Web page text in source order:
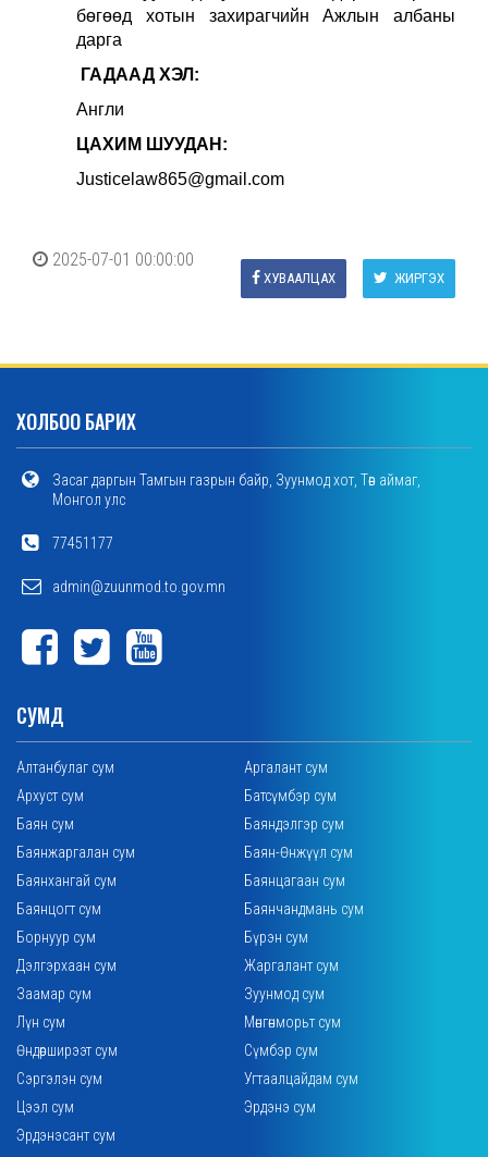
бөгөөд хотын захирагчийн Ажлын албаны
дарга
ГАДААД ХЭЛ:
Англи
ЦАХИМ ШУУДАН:
Justicelaw865@gmail.com
2025-07-01 00:00:00
ЖИРГЭХ
ХУВААЛЦАХ
ХОЛБОО БАРИХ
Засаг даргын Тамгын газрын байр, Зуунмод хот, Төв аймаг,
Монгол улс
77451177
admin@zuunmod.to.gov.mn
СУМД
Алтанбулаг сум
Аргалант сум
Архуст сум
Батсүмбэр сум
Баян сум
Баяндэлгэр сум
Баянжаргалан сум
Баян-Өнжүүл сум
Баянхангай сум
Баянцагаан сум
Баянцогт сум
Баянчандмань сум
Борнуур сум
Бүрэн сум
Дэлгэрхаан сум
Жаргалант сум
Заамар сум
Зуунмод сум
Лүн сум
Мөнгөнморьт сум
Өндөрширээт сум
Сүмбэр сум
Сэргэлэн сум
Угтаалцайдам сум
Цээл сум
Эрдэнэ сум
Эрдэнэсант сум